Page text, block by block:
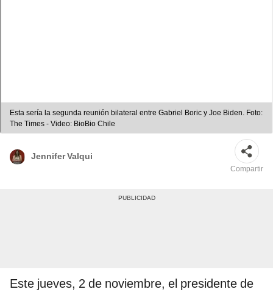
Esta sería la segunda reunión bilateral entre Gabriel Boric y Joe Biden. Foto:
The Times - Video: BioBio Chile
Jennifer Valqui
Compartir
Este jueves, 2 de noviembre, el presidente de